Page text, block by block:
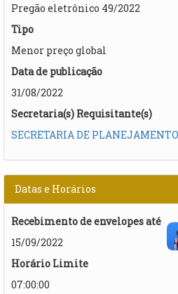
Pregão eletrônico 49/2022
Tipo
Menor preço global
Data de publicação
31/08/2022
Secretaria(s) Requisitante(s)
SECRETARIA DE PLANEJAMENTO
Datas e Horários
Recebimento de envelopes até
15/09/2022
Horário Limite
07:00:00